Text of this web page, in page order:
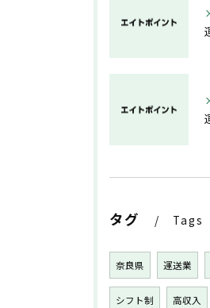
タグ Tags
奈良県 運送業
シフト制 高収入